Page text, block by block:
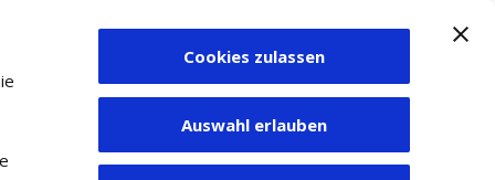
Cookies zulassen
Auswahl erlauben
Zum Depot